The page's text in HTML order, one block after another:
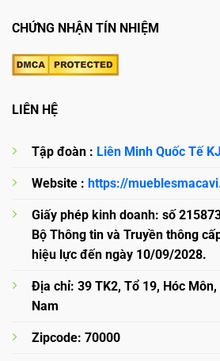
CHỨNG NHẬN TÍN NHIỆM
LIÊN HỆ
Tập đoàn : Liên Minh Quốc Tế
Website : https://
Giấy phép kinh doanh: số
Bộ Thông tin và Truyền thông
hiệu lực đến ngày 10/09/2028.
Địa chỉ: 39 TK2, Tổ 19, Hóc
Nam
Zipcode: 70000